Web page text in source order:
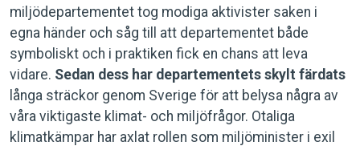
miljödepartementet tog modiga aktivister saken i
egna händer och såg till att departementet både
symboliskt och i praktiken fick en chans att leva
vidare. Sedan dess har departementets skylt färdats
långa sträckor genom Sverige för att belysa några av
våra viktigaste klimat- och miljöfrågor. Otaliga
klimatkämpar har axlat rollen som miljöminister i exil